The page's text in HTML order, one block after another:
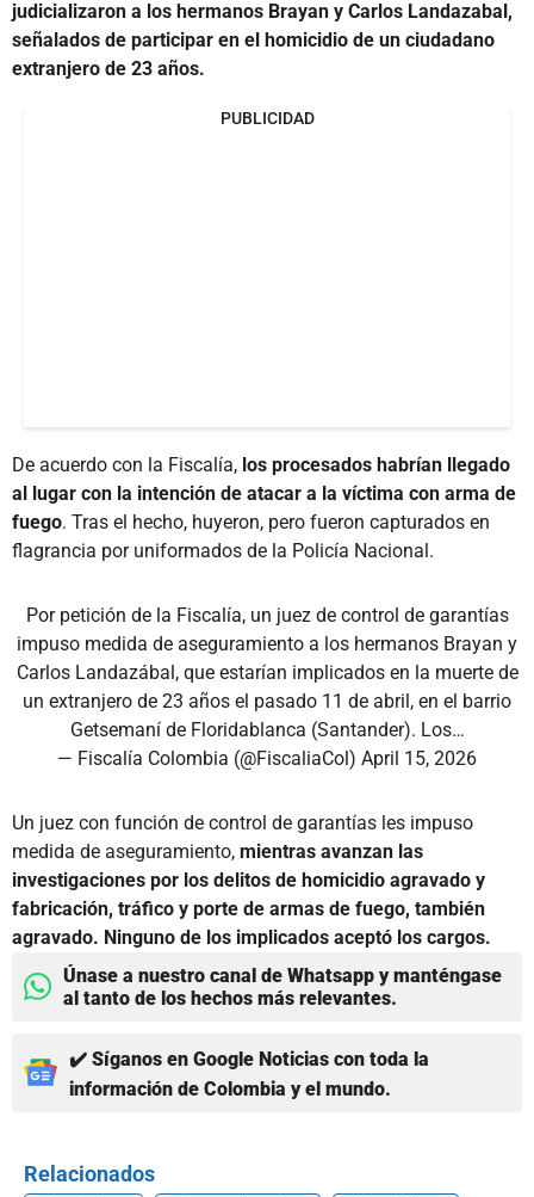
judicializaron a los hermanos Brayan y Carlos Landazabal,
señalados de participar en el homicidio de un ciudadano
extranjero de 23 años.
PUBLICIDAD
De acuerdo con la Fiscalía, los procesados habrían llegado
al lugar con la intención de atacar a la víctima con arma de
fuego. Tras el hecho, huyeron, pero fueron capturados en
flagrancia por uniformados de la Policía Nacional.
Por petición de la Fiscalía, un juez de control de garantías
impuso medida de aseguramiento a los hermanos Brayan y
Carlos Landazábal, que estarían implicados en la muerte de
un extranjero de 23 años el pasado 11 de abril, en el barrio
Getsemaní de Floridablanca (Santander). Los…
— Fiscalía Colombia (@FiscaliaCol) April 15, 2026
Un juez con función de control de garantías les impuso
medida de aseguramiento, mientras avanzan las
investigaciones por los delitos de homicidio agravado y
fabricación, tráfico y porte de armas de fuego, también
agravado. Ninguno de los implicados aceptó los cargos.
Únase a nuestro canal de Whatsapp y manténgase
al tanto de los hechos más relevantes.
✔️ Síganos en Google Noticias con toda la
información de Colombia y el mundo.
Relacionados